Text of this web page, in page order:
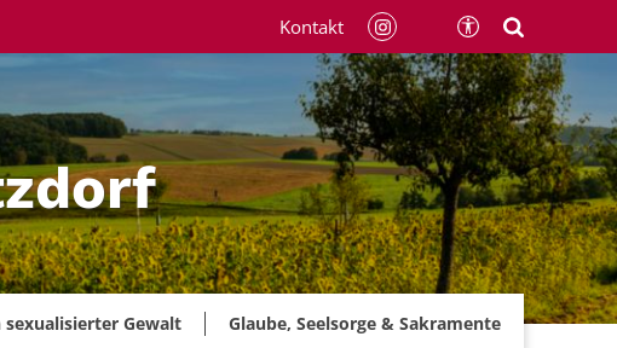
sexualisierter Gewalt Glaube, Seelsorge & Sakramente
Kontakt